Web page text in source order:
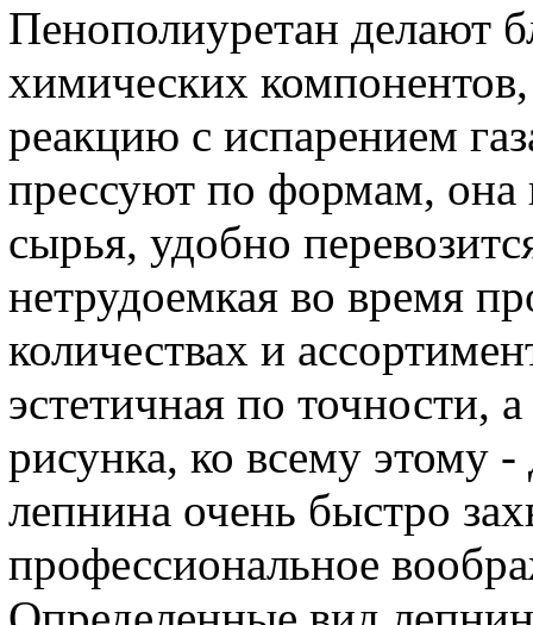
Пенополиуретан делают
химических
реакцию с испарением
прессуют по формам, она
сырья, удобно
нетрудоемкая во время
количествах и
эстетичная по точности,
рисунка, ко всему этому
лепнина очень быстро
профессиональное